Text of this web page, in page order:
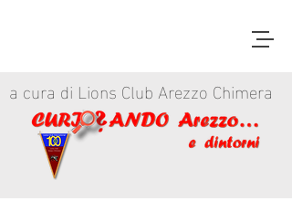
a cura di Lions Club Arezzo Chimera